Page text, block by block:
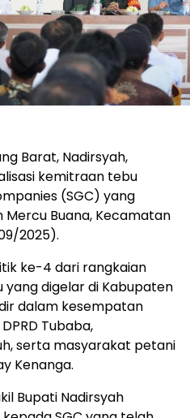
Barat, Nadirsyah,
kemitraan tebu
(SGC) yang
Mercu Buana, Kecamatan
2025).
ke-4 dari rangkaian
yang digelar di Kabupaten
dalam kesempatan
Tubaba,
serta masyarakat petani
Kenanga.
Bupati Nadirsyah